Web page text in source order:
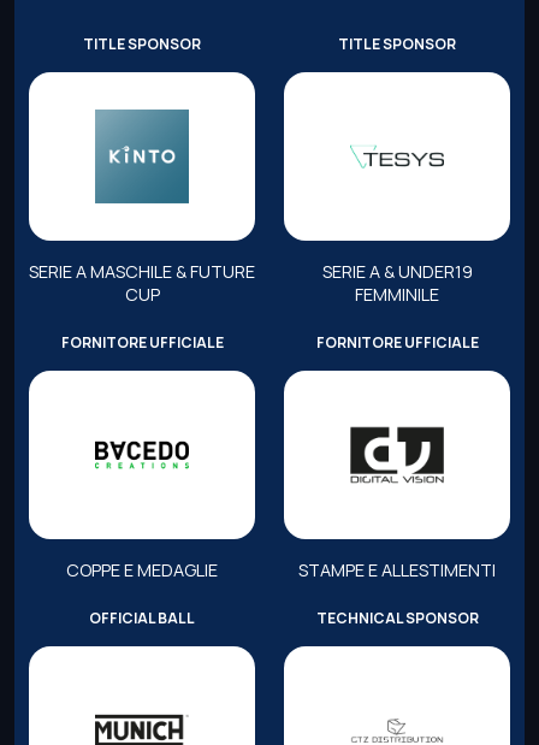
TITLE SPONSOR
SERIE A MASCHILE & FUTURE
CUP
TITLE SPONSOR
SERIE A & UNDER19
FEMMINILE
FORNITORE UFFICIALE
COPPE E MEDAGLIE
FORNITORE UFFICIALE
STAMPE E ALLESTIMENTI
OFFICIAL BALL TECHNICAL SPONSOR